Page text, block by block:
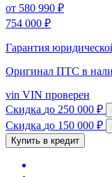
от 580 990 ₽
754 000 ₽
Гарантия
Оригинал ПТС в
vin VIN проверен
Скидка до 250 000 ₽
Скидка до 150 000 ₽
Купить в кредит